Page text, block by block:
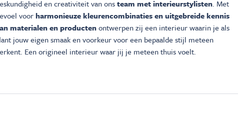
en creativiteit van onsteam met interieurstylisten. Met
voorharmonieuze kleurencombinaties en uitgebreide kennis
materialen en productenontwerpen zij een interieur waarin je als
jouw eigen smaak en voorkeur voor een bepaalde stijl meteen
Een origineel interieur waar jij je meteen thuis voelt.